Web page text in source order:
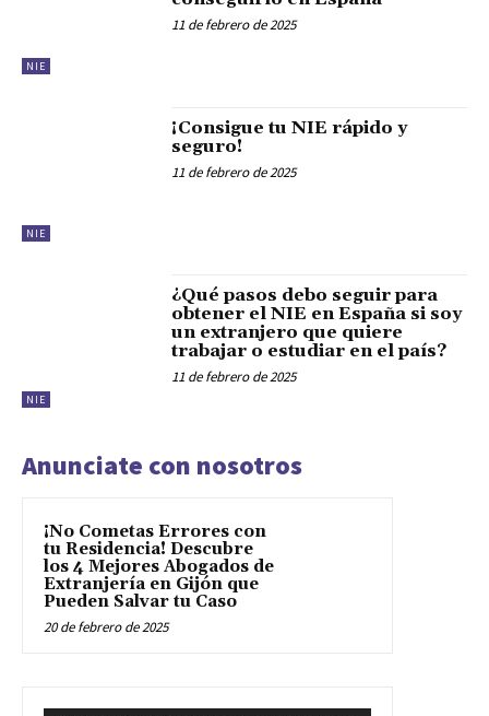
NIE
11 de febrero de 2025
NIE
¡Consigue tu NIE rápido y
seguro!
11 de febrero de 2025
NIE
¿Qué pasos debo seguir para
obtener el NIE en España si soy
un extranjero que quiere
trabajar o estudiar en el país?
11 de febrero de 2025
Anunciate con nosotros
¡No Cometas Errores con
tu Residencia! Descubre
los 4 Mejores Abogados de
Extranjería en Gijón que
Pueden Salvar tu Caso
20 de febrero de 2025